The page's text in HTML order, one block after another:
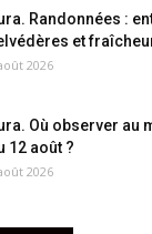
Randonnées :
et
2026
Où observer au
12 août ?
2026